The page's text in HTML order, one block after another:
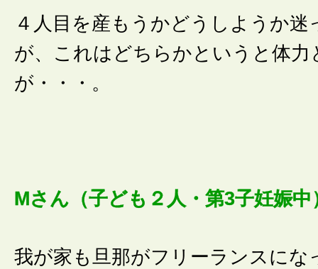
４人目を産もうかどうしようか迷
が、これはどちらかというと体力
が・・・。
Mさん（子ども２人・第3子妊娠中
我が家も旦那がフリーランスにな